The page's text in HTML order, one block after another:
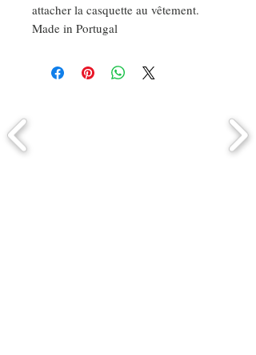
attacher la casquette au vêtement.
Made in Portugal